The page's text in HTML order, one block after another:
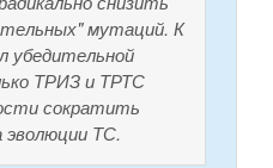
мутаций. К
убедительной
ТРИЗ и ТРТС
сократить
эволюции ТС.